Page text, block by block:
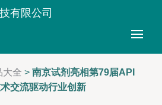
有限公司
大全 > 南京试剂亮相第79届API
交流驱动行业创新